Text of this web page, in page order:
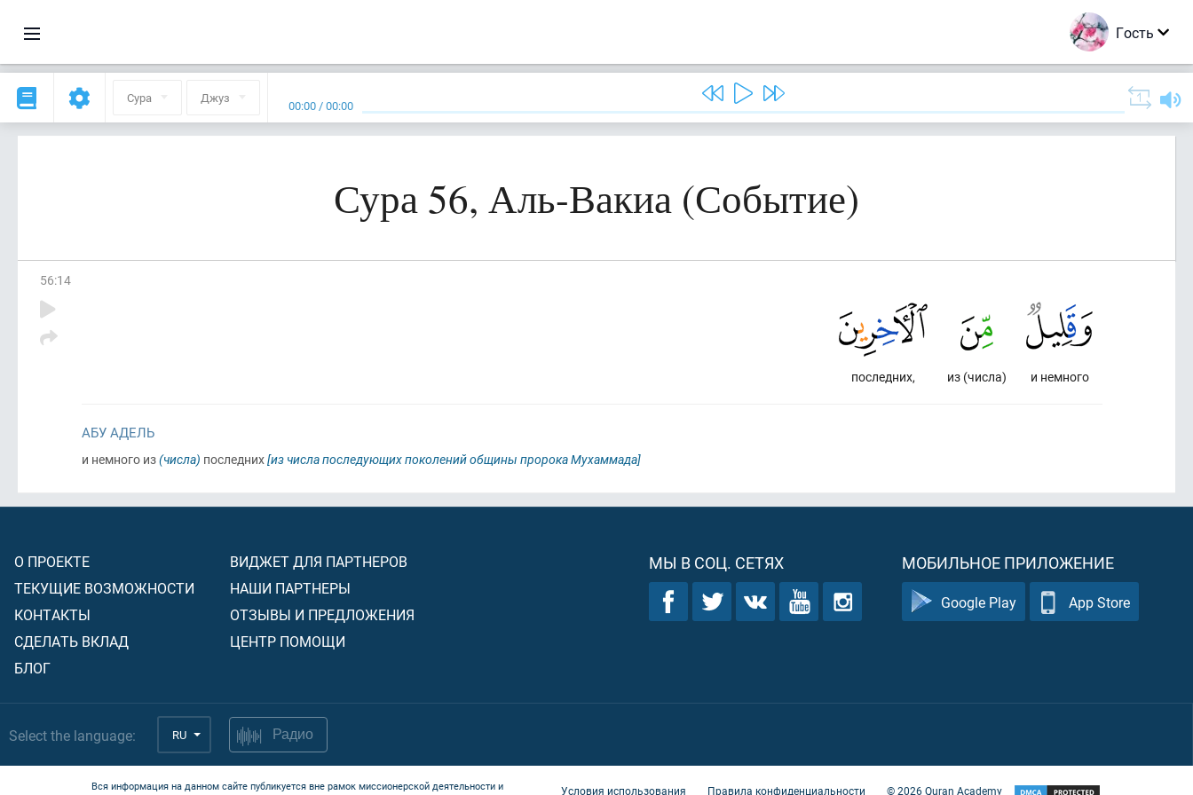
Гость
Сура Джуз 00:00 /00:00
Сура 56, Аль-Вакиа (Событие)
56:14
и немного
из (числа)
последних,
АБУ АДЕЛЬ
и немного из(числа) последних[из числа последующих поколений общины пророка Мухаммада]
О ПРОЕКТЕ
ТЕКУЩИЕ ВОЗМОЖНОСТИ
КОНТАКТЫ
СДЕЛАТЬ ВКЛАД
БЛОГ
ВИДЖЕТ ДЛЯ ПАРТНЕРОВ
НАШИ ПАРТНЕРЫ
ОТЗЫВЫ И ПРЕДЛОЖЕНИЯ
ЦЕНТР ПОМОЩИ
МЫ В СОЦ. СЕТЯХ МОБИЛЬНОЕ ПРИЛОЖЕНИЕ
Google Play App Store
Select the language: RU Радио
Вся информация на данном сайте публикуется вне рамок миссионерской деятельности и
Условия использования Правила конфиденциальности ©2026Quran Academy